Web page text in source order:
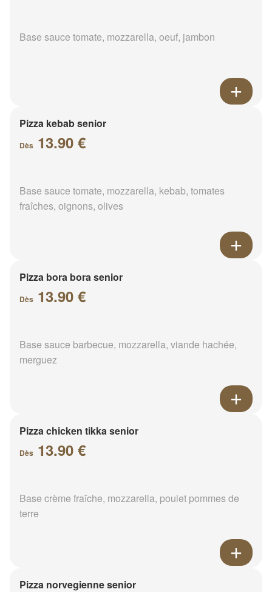
Base sauce tomate, mozzarella, oeuf, jambon
Pizza kebab senior
Dès 13.90 €
Base sauce tomate, mozzarella, kebab, tomates
fraîches, oignons, olives
Pizza bora bora senior
Dès 13.90 €
Base sauce barbecue, mozzarella, viande hachée,
merguez
Pizza chicken tikka senior
Dès 13.90 €
Base crème fraîche, mozzarella, poulet pommes de
terre
Pizza norvegienne senior